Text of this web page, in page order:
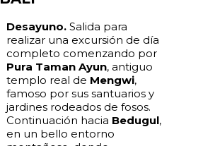
Desayuno.Salida para
realizar una excursión de día
completo comenzando por
Pura Taman Ayun, antiguo
templo real de Mengwi,
famoso por sus santuarios y
jardines rodeados de fosos.
Continuación hacia Bedugul,
en un bello entorno